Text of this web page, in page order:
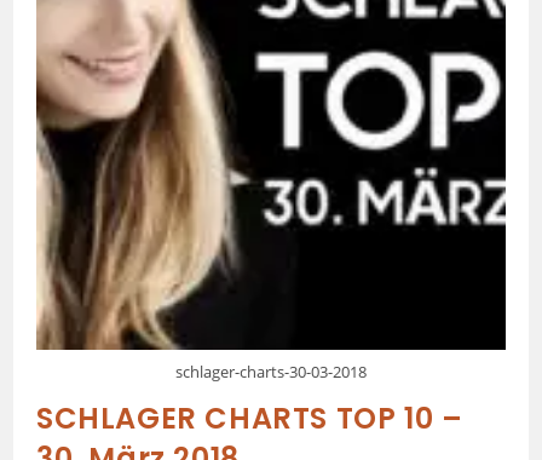
schlager-charts-30-03-2018
SCHLAGER CHARTS TOP 10 –